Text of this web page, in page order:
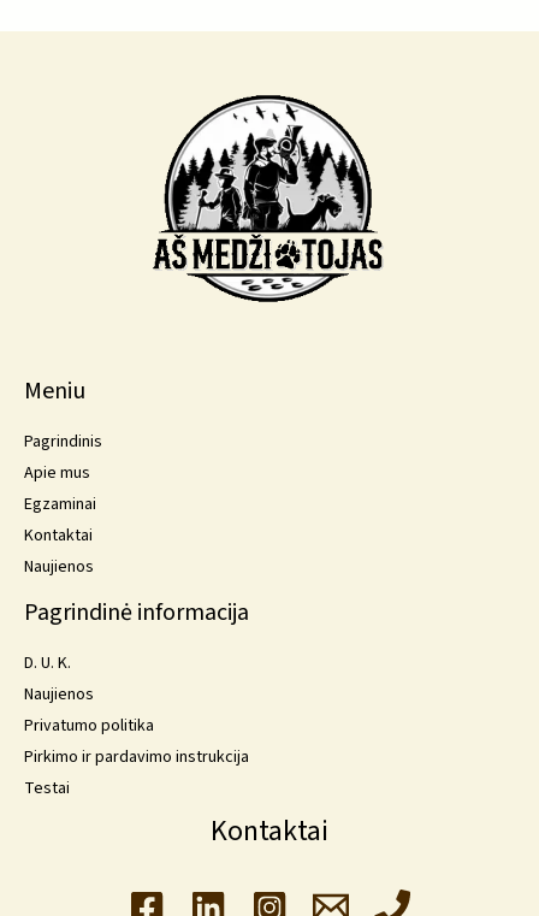
Meniu
Pagrindinis
Apie mus
Egzaminai
Kontaktai
Naujienos
Pagrindinė informacija
D. U. K.
Naujienos
Privatumo politika
Pirkimo ir pardavimo instrukcija
Testai
Kontaktai